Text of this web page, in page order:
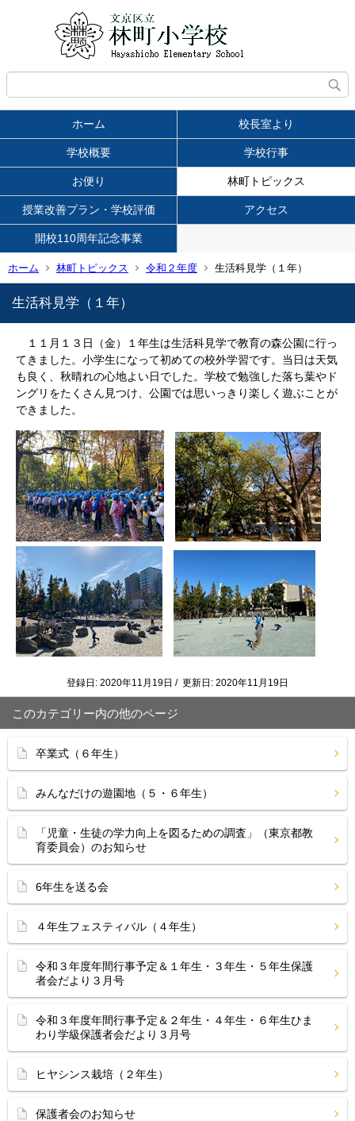
ホーム 校長室より
学校概要 学校行事
お便り 林町トピックス
授業改善プラン・学校評価 アクセス
開校110周年記念事業
ホーム 林町トピックス 令和２年度 生活科見学（１年）
生活科見学（１年）
１１月１３日（金）１年生は生活科見学で教育の森公園に行っ
てきました。小学生になって初めての校外学習です。当日は天気
も良く、秋晴れの心地よい日でした。学校で勉強した落ち葉やド
ングリをたくさん見つけ、公園では思いっきり楽しく遊ぶことが
できました。
登録日: 2020年11月19日 / 更新日: 2020年11月19日
このカテゴリー内の他のページ
卒業式（６年生）
みんなだけの遊園地（５・６年生）
「児童・生徒の学力向上を図るための調査」（東京都教
育委員会）のお知らせ
6年生を送る会
４年生フェスティバル（４年生）
令和３年度年間行事予定＆１年生・３年生・５年生保護
者会だより３月号
令和３年度年間行事予定＆２年生・４年生・６年生ひま
わり学級保護者会だより３月号
ヒヤシンス栽培（２年生）
保護者会のお知らせ